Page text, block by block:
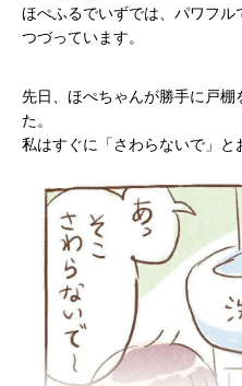
ほぺふるでいずでは、パワフル
つづっています。
先日、ほぺちゃんが勝手に戸
た。
私はすぐに「さわらないで」と